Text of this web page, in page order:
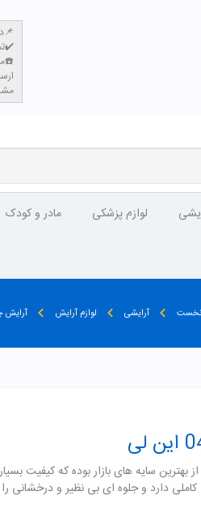
داروخانه شبانه روزی دکتر رویا میرنظامی📌
تمامی محصولات دارای برچسب اصالت کالا و سیب سلامت میباشند✔️
مشاوره تلفنی (8 تا 16) : 02165389693☎️
لوازم پزشکی مادر و کودک
آرایشی لوازم آرایش آرایش
این لی یکی از بهترین سایه های بازار بوده که کیفیت بسیار
دارد و جلوه ای بی نظیر و درخشانی را